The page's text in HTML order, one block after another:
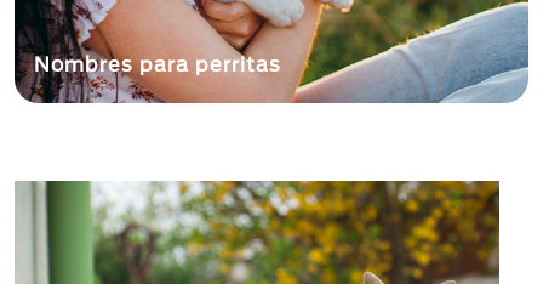
Nombres para perritas